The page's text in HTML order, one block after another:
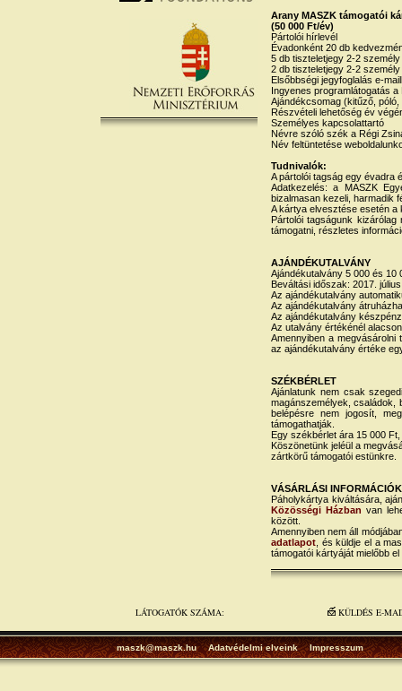
Arany MASZK támogatói
(50 000 Ft/év)
Pártolói hírlevél
Évadonként 20 db
5 db tiszteletjegy 2-2
2 db tiszteletjegy 2-2
Elsőbbségi jegyfoglalás e-
Ingyenes programlátogatás
Ajándékcsomag (kitűző,
Részvételi lehetőség év
Személyes kapcsolattartó
Névre szóló szék a Régi
Név feltüntetése
Tudnivalók:
A pártolói tagság egy évadra
Adatkezelés: a MASZK
bizalmasan kezeli, harmadik
A kártya elvesztése esetén a
Pártolói tagságunk
támogatni, részletes
AJÁNDÉKUTALVÁNY
Ajándékutalvány 5 000 és 10
Beváltási időszak: 2017.
Az ajándékutalvány
Az ajándékutalvány
Az ajándékutalvány
Az utalvány értékénél
Amennyiben a megvásárolni
az ajándékutalvány értéke
SZÉKBÉRLET
Ajánlatunk nem csak
magánszemélyek, családok,
belépésre nem jogosít,
támogathatják.
Egy székbérlet ára 15 000
Köszönetünk jeléül a
zártkörű támogatói estünkre.
VÁSÁRLÁSI INFORMÁCIÓK
Páholykártya kiváltására,
Közösségi Házban van
között.
Amennyiben nem áll
adatlapot , és küldje el a
támogatói kártyáját mielőbb
LÁTOGATÓK SZÁMA: KÜLDÉS E-
maszk@maszk.hu Adatvédelmi elveink Impresszum